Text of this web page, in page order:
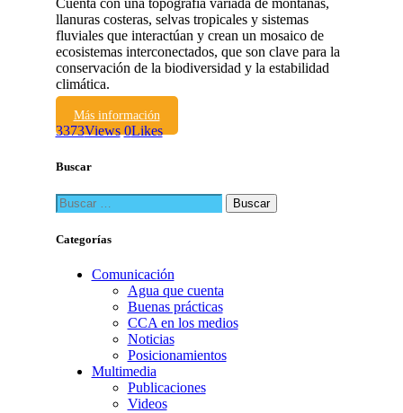
Cuenta con una topografía variada de montañas,
llanuras costeras, selvas tropicales y sistemas
fluviales que interactúan y crean un mosaico de
ecosistemas interconectados, que son clave para la
conservación de la biodiversidad y la estabilidad
climática.
Más información
3373Views 0Likes
Buscar
Buscar:
Categorías
Comunicación
Agua que cuenta
Buenas prácticas
CCA en los medios
Noticias
Posicionamientos
Multimedia
Publicaciones
Videos